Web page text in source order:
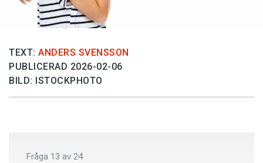
Läs Språktidningen digitalt
Press
TEXT: ANDERS SVENSSON
PUBLICERAD 2026-02-06
BILD: ISTOCKPHOTO
Fråga 13 av 24